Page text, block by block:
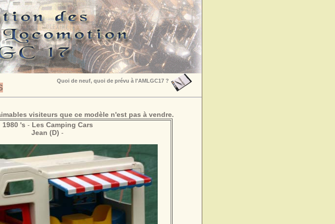
Quoi de neuf, quoi de prévu à l'AMLGC17 ?
visiteurs que ce modèle n'est pas à vendre.
1980 's - Les Camping Cars
Jean (D) -